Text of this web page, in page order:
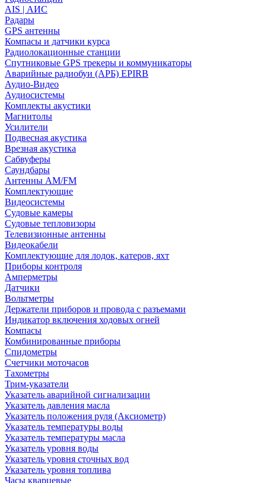
AIS | АИС
Радары
GPS антенны
Компасы и датчики курса
Радиолокационные станции
Спутниковые GPS трекеры и коммуникаторы
Аварийные радиобуи (АРБ) EPIRB
Аудио-Видео
Аудиосистемы
Комплекты акустики
Магнитолы
Усилители
Подвесная акустика
Врезная акустика
Сабвуферы
Саундбары
Антенны AM/FM
Комплектующие
Видеосистемы
Судовые камеры
Cудовые тепловизоры
Телевизионные антенны
Видеокабели
Комплектующие для лодок, катеров, яхт
Приборы контроля
Амперметры
Датчики
Вольтметры
Держатели приборов и провода с разъемами
Индикатор включения ходовых огней
Компасы
Комбинированные приборы
Спидометры
Счетчики моточасов
Тахометры
Трим-указатели
Указатель аварийной сигнализации
Указатель давления масла
Указатель положения руля (Аксиометр)
Указатель температуры воды
Указатель температуры масла
Указатель уровня воды
Указатель уровня сточных вод
Указатель уровня топлива
Часы кварцевые